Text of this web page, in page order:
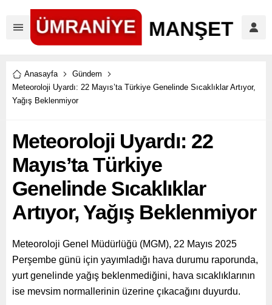
Anasayfa
Gündem
Meteoroloji Uyardı: 22 Mayıs’ta Türkiye Genelinde Sıcaklıklar Artıyor,
Yağış Beklenmiyor
Meteoroloji Uyardı: 22
Mayıs’ta Türkiye
Genelinde Sıcaklıklar
Artıyor, Yağış Beklenmiyor
Meteoroloji Genel Müdürlüğü (MGM), 22 Mayıs 2025
Perşembe günü için yayımladığı hava durumu raporunda,
yurt genelinde yağış beklenmediğini, hava sıcaklıklarının
ise mevsim normallerinin üzerine çıkacağını duyurdu.